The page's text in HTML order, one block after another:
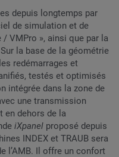
depuis longtemps par
de simulation et de
VMPro », ainsi que par la
la base de la géométrie
redémarrages et
testés et optimisés
intégrée dans la zone de
une transmission
en dehors de la
iXpanel proposé depuis
INDEX et TRAUB sera
l’AMB. Il offre un confort